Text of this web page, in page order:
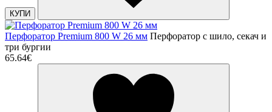
КУПИ
Перфоратор Premium 800 W 26 мм Перфоратор с шило, секач и
три бургии
65.64€